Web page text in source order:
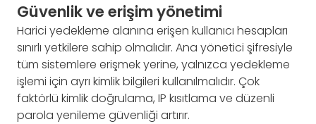
Güvenlik ve erişim yönetimi
Harici yedekleme alanına erişen kullanıcı hesapları
sınırlı yetkilere sahip olmalıdır. Ana yönetici şifresiyle
tüm sistemlere erişmek yerine, yalnızca yedekleme
işlemi için ayrı kimlik bilgileri kullanılmalıdır. Çok
faktörlü kimlik doğrulama, IP kısıtlama ve düzenli
parola yenileme güvenliği artırır.